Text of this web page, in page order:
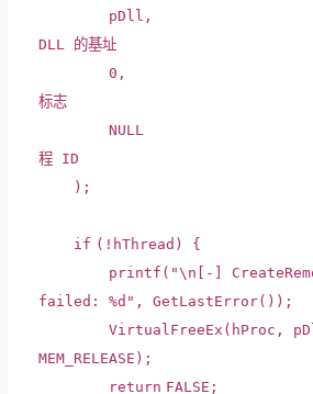
DLL 的基址
标志
程 ID
);
if (!hThread) {
printf( "\n[-]
failed: %d" , GetLastError());
VirtualFreeEx(hProc,
MEM_RELEASE);
return FALSE;